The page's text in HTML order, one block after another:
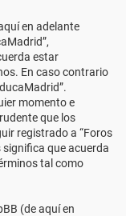
en adelante
estar
En caso contrario
momento e
que los
registrado a “Foros
significa que acuerda
tal como
(de aquí en